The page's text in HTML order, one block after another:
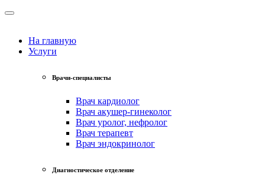
На главную
Услуги
Врачи-специалисты
Врач кардиолог
Врач акушер-гинеколог
Врач уролог, нефролог
Врач терапевт
Врач эндокринолог
Диагностическое отделение